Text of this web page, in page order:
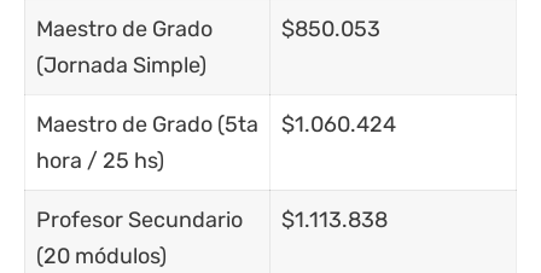
Maestro de Grado
(Jornada Simple)
$850.053
Maestro de Grado (5ta
hora / 25 hs)
$1.060.424
Profesor Secundario
(20 módulos)
$1.113.838